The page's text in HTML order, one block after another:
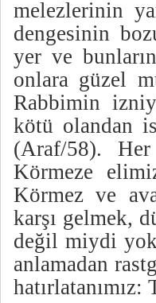
melezlerinin
dengesinin
yer ve
onlara güzel
Rabbimin
kötü olandan
(Araf/58).
Körmeze
Körmez ve
karşı gelmek,
değil miydi
anlamadan